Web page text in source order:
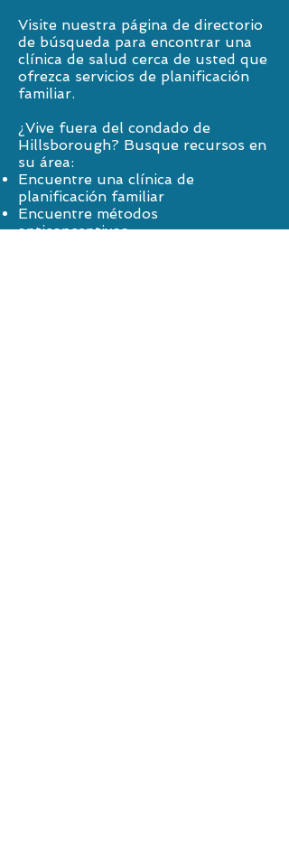
Visite nuestra página de directorio
de búsqueda para encontrar una
clínica de salud cerca de usted que
ofrezca servicios de planificación
familiar.
¿Vive fuera del condado de
Hillsborough? Busque recursos en
su área:
Encuentre una clínica de
planificación familiar
Encuentre métodos
anticonceptivos